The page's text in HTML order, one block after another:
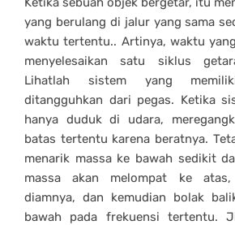
yang berulang di jalur yang sama
waktu tertentu.. Artinya, waktu
menyelesaikan satu siklus
Lihatlah sistem yang
ditangguhkan dari pegas. Ketika
hanya duduk di udara,
batas tertentu karena beratnya.
menarik massa ke bawah sedikit
massa akan melompat ke
diamnya, dan kemudian bolak
bawah pada frekuensi tertentu.